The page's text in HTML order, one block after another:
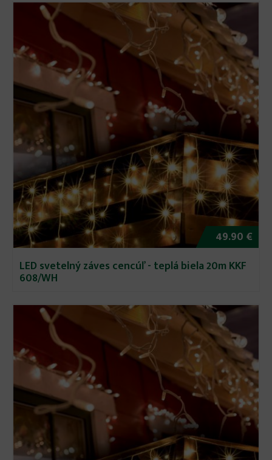
49.90 €
LED svetelný záves cencúľ - teplá biela 20m KKF
608/WH